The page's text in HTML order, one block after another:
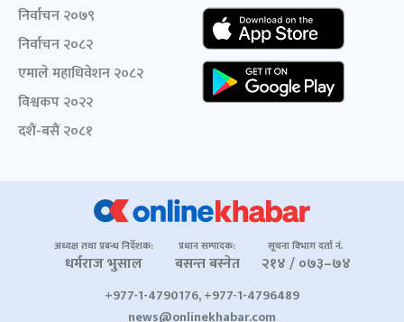
निर्वाचन २०७९
निर्वाचन २०८२
एमाले महाधिवेशन २०८२
विश्वकप २०२२
दशैं-बसैं २०८१
अध्यक्ष तथा प्रबन्ध निर्देशक:
धर्मराज भुसाल
प्रधान सम्पादक:
बसन्त बस्नेत
सूचना विभाग दर्ता नं.
२१४ / ०७३–७४
+977-1-4790176, +977-1-4796489
news@onlinekhabar.com